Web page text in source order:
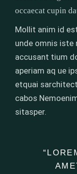
occaecat cupin
Mollit anim id
unde omnis
accusant tium
aperiam aq ue
etquai
cabos
sitasper.